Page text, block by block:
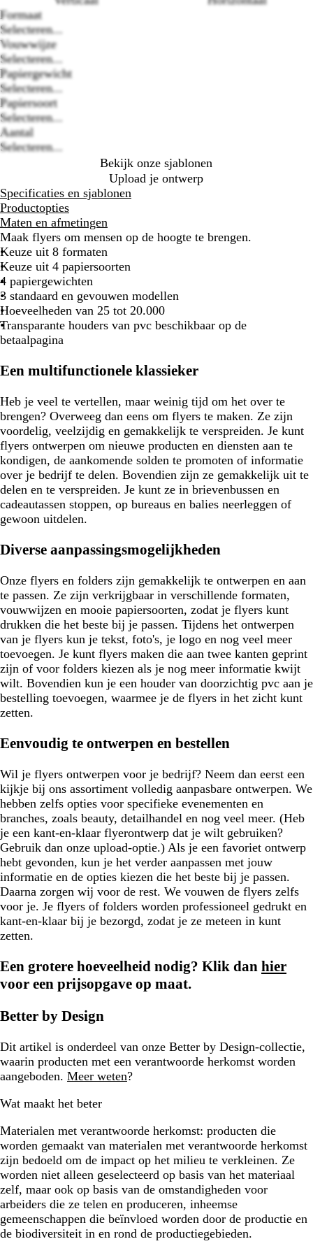
Formaat
Selecteren...
Vouwwijze
Selecteren...
Papiergewicht
Selecteren...
Papiersoort
Selecteren...
Aantal
Selecteren...
Bekijk onze sjablonen
Upload je ontwerp
Specificaties en sjablonen
Productopties
Maten en afmetingen
Maak flyers om mensen op de hoogte te brengen.
Keuze uit 8 formaten
Keuze uit 4 papiersoorten
4 papiergewichten
3 standaard en gevouwen modellen
Hoeveelheden van 25 tot 20.000
Transparante houders van pvc beschikbaar op de
betaalpagina
Een multifunctionele klassieker
Heb je veel te vertellen, maar weinig tijd om het over te
brengen? Overweeg dan eens om flyers te maken. Ze zijn
voordelig, veelzijdig en gemakkelijk te verspreiden. Je kunt
flyers ontwerpen om nieuwe producten en diensten aan te
kondigen, de aankomende solden te promoten of informatie
over je bedrijf te delen. Bovendien zijn ze gemakkelijk uit te
delen en te verspreiden. Je kunt ze in brievenbussen en
cadeautassen stoppen, op bureaus en balies neerleggen of
gewoon uitdelen.
Diverse aanpassingsmogelijkheden
Onze flyers en folders zijn gemakkelijk te ontwerpen en aan
te passen. Ze zijn verkrijgbaar in verschillende formaten,
vouwwijzen en mooie papiersoorten, zodat je flyers kunt
drukken die het beste bij je passen. Tijdens het ontwerpen
van je flyers kun je tekst, foto's, je logo en nog veel meer
toevoegen. Je kunt flyers maken die aan twee kanten geprint
zijn of voor folders kiezen als je nog meer informatie kwijt
wilt. Bovendien kun je een houder van doorzichtig pvc aan je
bestelling toevoegen, waarmee je de flyers in het zicht kunt
zetten.
Eenvoudig te ontwerpen en bestellen
Wil je flyers ontwerpen voor je bedrijf? Neem dan eerst een
kijkje bij ons assortiment volledig aanpasbare ontwerpen. We
hebben zelfs opties voor specifieke evenementen en
branches, zoals beauty, detailhandel en nog veel meer. (Heb
je een kant-en-klaar flyerontwerp dat je wilt gebruiken?
Gebruik dan onze upload-optie.) Als je een favoriet ontwerp
hebt gevonden, kun je het verder aanpassen met jouw
informatie en de opties kiezen die het beste bij je passen.
Daarna zorgen wij voor de rest. We vouwen de flyers zelfs
voor je. Je flyers of folders worden professioneel gedrukt en
kant-en-klaar bij je bezorgd, zodat je ze meteen in kunt
zetten.
Een grotere hoeveelheid nodig? Klik dan hier
voor een prijsopgave op maat.
Better by Design
Dit artikel is onderdeel van onze Better by Design-collectie,
waarin producten met een verantwoorde herkomst worden
aangeboden. Meer weten?
Wat maakt het beter
Materialen met verantwoorde herkomst: producten die
worden gemaakt van materialen met verantwoorde herkomst
zijn bedoeld om de impact op het milieu te verkleinen. Ze
worden niet alleen geselecteerd op basis van het materiaal
zelf, maar ook op basis van de omstandigheden voor
arbeiders die ze telen en produceren, inheemse
gemeenschappen die beïnvloed worden door de productie en
de biodiversiteit in en rond de productiegebieden.